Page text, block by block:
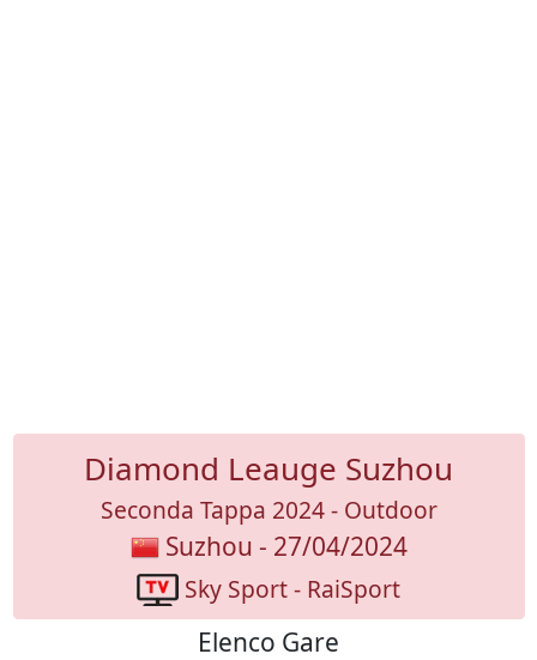
Diamond Leauge Suzhou
Seconda Tappa 2024 - Outdoor
Suzhou - 27/04/2024
Sky Sport - RaiSport
Elenco Gare